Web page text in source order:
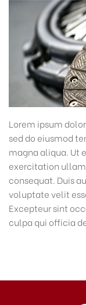
Lorem ipsum
sed do eiusmod
magna aliqua. Ut
exercitation
consequat. Duis
voluptate velit
Excepteur sint
culpa qui officia